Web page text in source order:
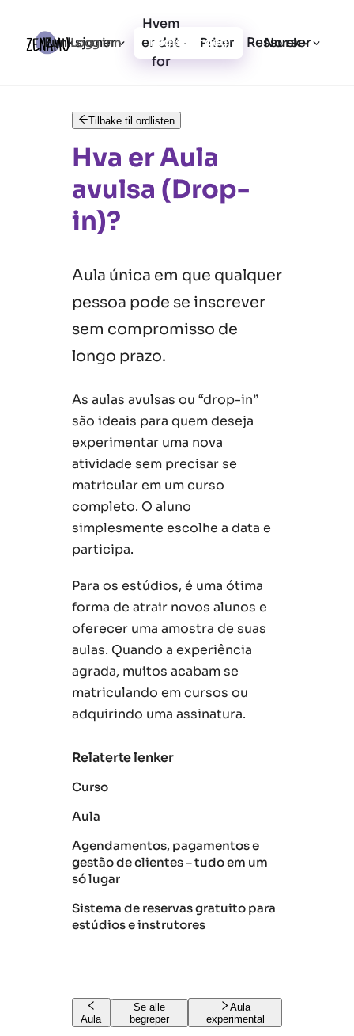
Funksjoner
Hvem
er det
for
Priser Ressurser
Logg inn Registrer deg Norsk
Tilbake til ordlisten
Hva er Aula
avulsa (Drop-
in)?
Aula única em que qualquer
pessoa pode se inscrever
sem compromisso de
longo prazo.
As aulas avulsas ou “drop-in”
são ideais para quem deseja
experimentar uma nova
atividade sem precisar se
matricular em um curso
completo. O aluno
simplesmente escolhe a data e
participa.
Para os estúdios, é uma ótima
forma de atrair novos alunos e
oferecer uma amostra de suas
aulas. Quando a experiência
agrada, muitos acabam se
matriculando em cursos ou
adquirindo uma assinatura.
Relaterte lenker
Curso
Aula
Agendamentos, pagamentos e
gestão de clientes – tudo em um
só lugar
Sistema de reservas gratuito para
estúdios e instrutores
Aula
Se alle
begreper
Aula
experimental